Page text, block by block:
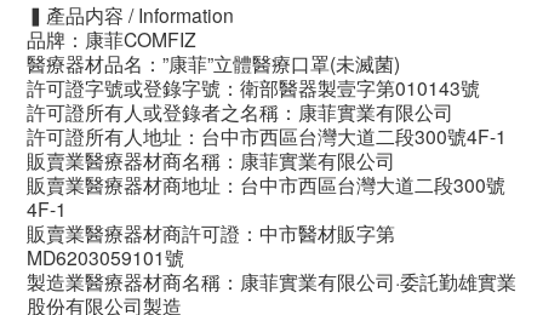
▍產品内容 / Information
品牌：康菲COMFIZ
醫療器材品名：”康菲”立體醫療口罩(未滅菌)
許可證字號或登錄字號：衛部醫器製壹字第010143號
許可證所有人或登錄者之名稱：康菲實業有限公司
許可證所有人地址：台中市西區台灣大道二段300號4F-1
販賣業醫療器材商名稱：康菲實業有限公司
販賣業醫療器材商地址：台中市西區台灣大道二段300號
4F-1
販賣業醫療器材商許可證：中市醫材販字第
MD6203059101號
製造業醫療器材商名稱：康菲實業有限公司·委託勤雄實業
股份有限公司製造